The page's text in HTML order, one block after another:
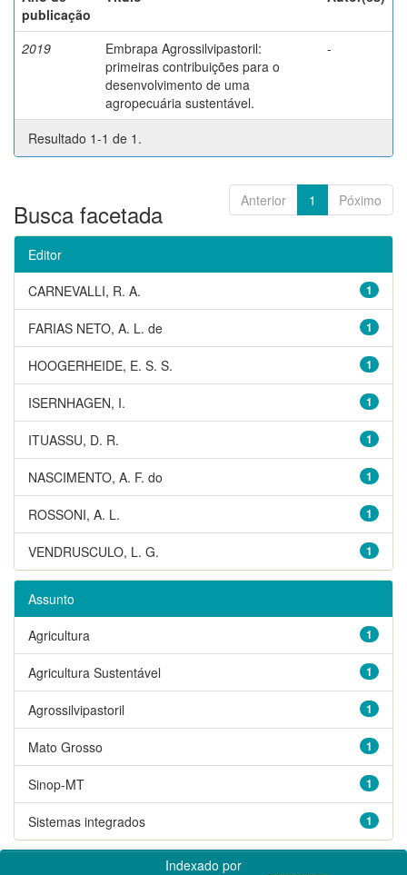
publicação
2019
Embrapa Agrossilvipastoril:
primeiras contribuições para o
desenvolvimento de uma
agropecuária sustentável.
-
Resultado 1-1 de 1.
Anterior 1 Póximo
Busca facetada
Editor
1
CARNEVALLI, R. A.
1
FARIAS NETO, A. L. de
1
HOOGERHEIDE, E. S. S.
1
ISERNHAGEN, I.
1
ITUASSU, D. R.
1
NASCIMENTO, A. F. do
1
ROSSONI, A. L.
1
VENDRUSCULO, L. G.
Assunto
1
Agricultura
1
Agricultura Sustentável
1
Agrossilvipastoril
1
Mato Grosso
1
Sinop-MT
1
Sistemas integrados
Indexado por